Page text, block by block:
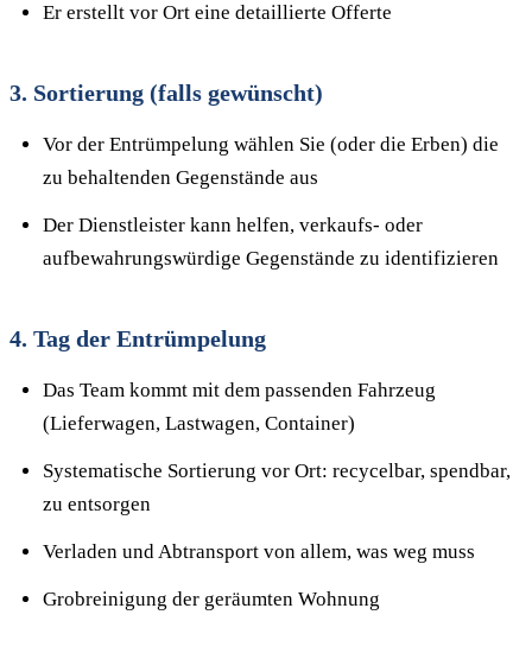
Er erstellt vor Ort eine detaillierte Offerte
3. Sortierung (falls gewünscht)
Vor der Entrümpelung wählen Sie (oder die Erben) die
zu behaltenden Gegenstände aus
Der Dienstleister kann helfen, verkaufs- oder
aufbewahrungswürdige Gegenstände zu identifizieren
4. Tag der Entrümpelung
Das Team kommt mit dem passenden Fahrzeug
(Lieferwagen, Lastwagen, Container)
Systematische Sortierung vor Ort: recycelbar, spendbar,
zu entsorgen
Verladen und Abtransport von allem, was weg muss
Grobreinigung der geräumten Wohnung